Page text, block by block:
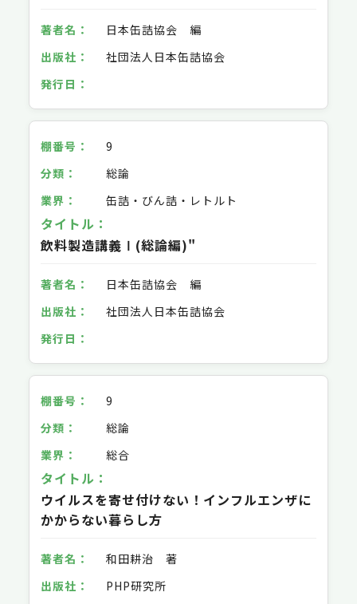
日本缶詰協会 編
社団法人日本缶詰協会
9
総論
缶詰・びん詰・レトルト
飲料製造講義Ⅰ(総論編)"
日本缶詰協会 編
社団法人日本缶詰協会
9
総論
総合
ウイルスを寄せ付けない！インフルエンザに
かからない暮らし方
和田耕治 著
PHP研究所